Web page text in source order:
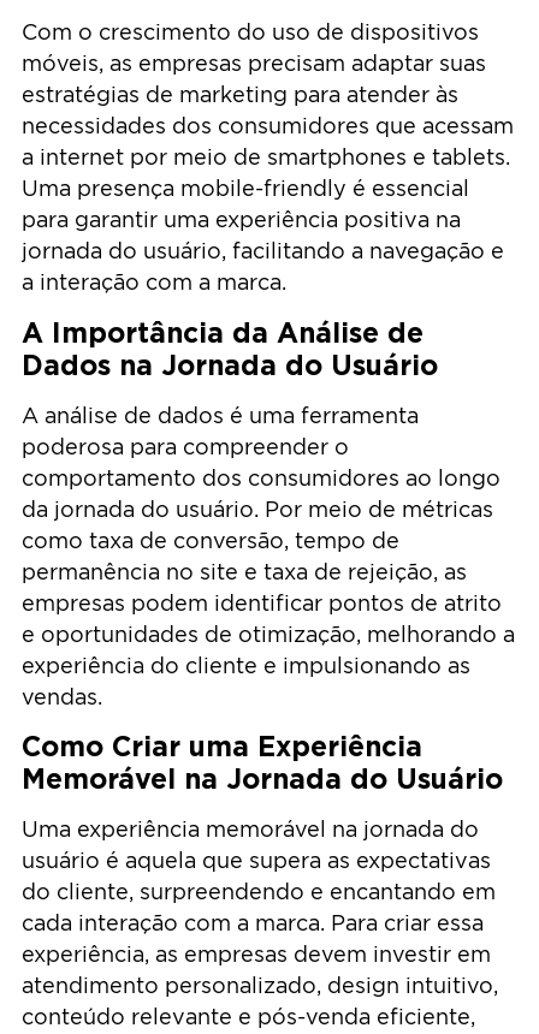
Com o crescimento do uso de dispositivos
móveis, as empresas precisam adaptar suas
estratégias de marketing para atender às
necessidades dos consumidores que acessam
a internet por meio de smartphones e tablets.
Uma presença mobile-friendly é essencial
para garantir uma experiência positiva na
jornada do usuário, facilitando a navegação e
a interação com a marca.
A Importância da Análise de
Dados na Jornada do Usuário
A análise de dados é uma ferramenta
poderosa para compreender o
comportamento dos consumidores ao longo
da jornada do usuário. Por meio de métricas
como taxa de conversão, tempo de
permanência no site e taxa de rejeição, as
empresas podem identificar pontos de atrito
e oportunidades de otimização, melhorando a
experiência do cliente e impulsionando as
vendas.
Como Criar uma Experiência
Memorável na Jornada do Usuário
Uma experiência memorável na jornada do
usuário é aquela que supera as expectativas
do cliente, surpreendendo e encantando em
cada interação com a marca. Para criar essa
experiência, as empresas devem investir em
atendimento personalizado, design intuitivo,
conteúdo relevante e pós-venda eficiente,